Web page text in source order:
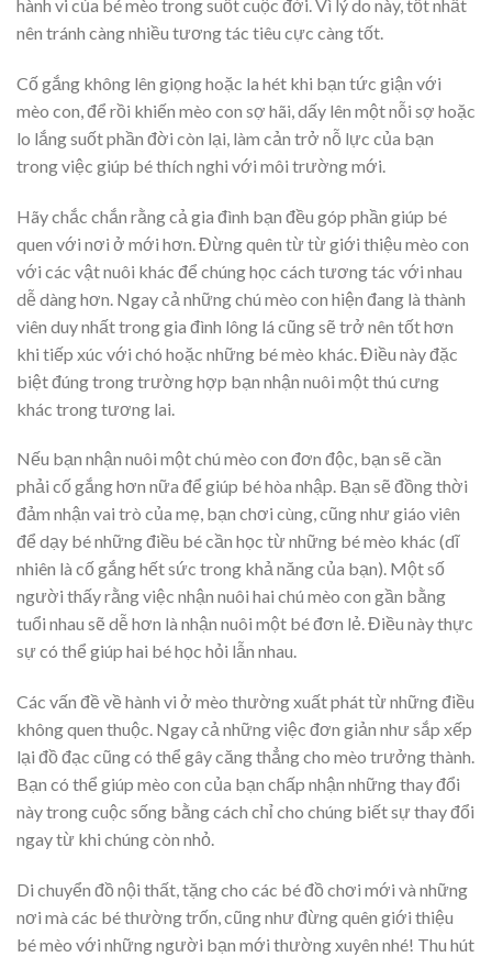
hành vi của bé mèo trong suốt cuộc đời. Vì lý do này, tốt nhất
nên tránh càng nhiều tương tác tiêu cực càng tốt.
Cố gắng không lên giọng hoặc la hét khi bạn tức giận với
mèo con, để rồi khiến mèo con sợ hãi, dấy lên một nỗi sợ hoặc
lo lắng suốt phần đời còn lại, làm cản trở nỗ lực của bạn
trong việc giúp bé thích nghi với môi trường mới.
Hãy chắc chắn rằng cả gia đình bạn đều góp phần giúp bé
quen với nơi ở mới hơn. Đừng quên từ từ giới thiệu mèo con
với các vật nuôi khác để chúng học cách tương tác với nhau
dễ dàng hơn. Ngay cả những chú mèo con hiện đang là thành
viên duy nhất trong gia đình lông lá cũng sẽ trở nên tốt hơn
khi tiếp xúc với chó hoặc những bé mèo khác. Điều này đặc
biệt đúng trong trường hợp bạn nhận nuôi một thú cưng
khác trong tương lai.
Nếu bạn nhận nuôi một chú mèo con đơn độc, bạn sẽ cần
phải cố gắng hơn nữa để giúp bé hòa nhập. Bạn sẽ đồng thời
đảm nhận vai trò của mẹ, bạn chơi cùng, cũng như giáo viên
để dạy bé những điều bé cần học từ những bé mèo khác (dĩ
nhiên là cố gắng hết sức trong khả năng của bạn). Một số
người thấy rằng việc nhận nuôi hai chú mèo con gần bằng
tuổi nhau sẽ dễ hơn là nhận nuôi một bé đơn lẻ. Điều này thực
sự có thể giúp hai bé học hỏi lẫn nhau.
Các vấn đề về hành vi ở mèo thường xuất phát từ những điều
không quen thuộc. Ngay cả những việc đơn giản như sắp xếp
lại đồ đạc cũng có thể gây căng thẳng cho mèo trưởng thành.
Bạn có thể giúp mèo con của bạn chấp nhận những thay đổi
này trong cuộc sống bằng cách chỉ cho chúng biết sự thay đổi
ngay từ khi chúng còn nhỏ.
Di chuyển đồ nội thất, tặng cho các bé đồ chơi mới và những
nơi mà các bé thường trốn, cũng như đừng quên giới thiệu
bé mèo với những người bạn mới thường xuyên nhé! Thu hút